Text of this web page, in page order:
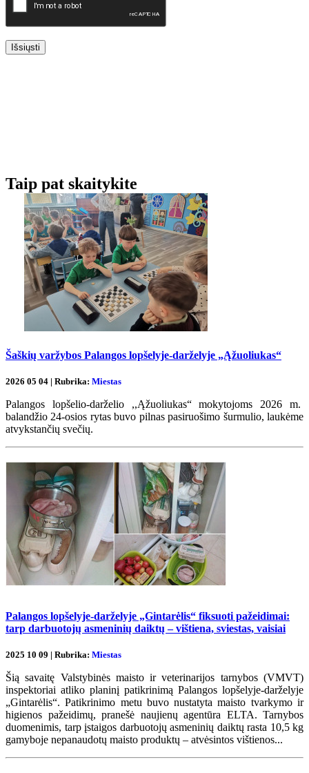
Išsiųsti
Taip pat skaitykite
Šaškių varžybos Palangos lopšelyje-darželyje „Ąžuoliukas“
2026 05 04 | Rubrika: Miestas
Palangos lopšelio-darželio ,,Ąžuoliukas“ mokytojoms 2026 m.
balandžio 24-osios rytas buvo pilnas pasiruošimo šurmulio, laukėme
atvykstančių svečių.
Palangos lopšelyje-darželyje „Gintarėlis“ fiksuoti pažeidimai:
tarp darbuotojų asmeninių daiktų – vištiena, sviestas, vaisiai
2025 10 09 | Rubrika: Miestas
Šią savaitę Valstybinės maisto ir veterinarijos tarnybos (VMVT)
inspektoriai atliko planinį patikrinimą Palangos lopšelyje-darželyje
„Gintarėlis“. Patikrinimo metu buvo nustatyta maisto tvarkymo ir
higienos pažeidimų, pranešė naujienų agentūra ELTA. Tarnybos
duomenimis, tarp įstaigos darbuotojų asmeninių daiktų rasta 10,5 kg
gamyboje nepanaudotų maisto produktų – atvėsintos vištienos...